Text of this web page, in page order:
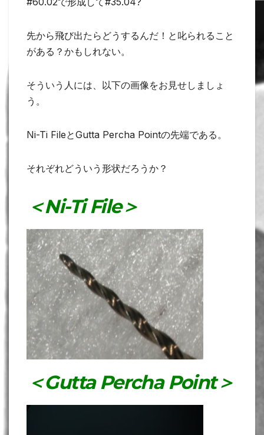
先から飛び出たらどうするんだ！と叱られること
がある？かもしれない。
そういう人には、以下の画像をお見せしましょ
う。
Ni-Ti FileとGutta Percha Pointの先端である。
それぞれどういう形状だろうか？
＜Ni-Ti File＞
＜Gutta Percha Point＞